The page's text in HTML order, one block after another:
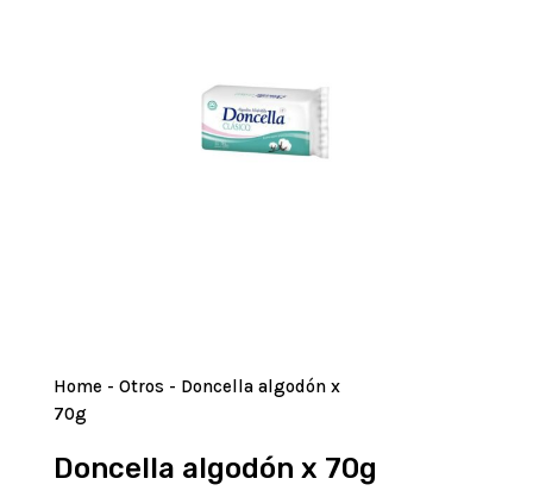
Home - Otros - Doncella algodón x
70g
Doncella algodón x 70g